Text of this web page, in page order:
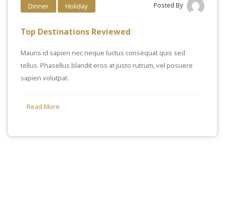
Dinner Holiday Posted By
Top Destinations Reviewed
Mauris id sapien nec neque luctus consequat quis sed
tellus. Phasellus blandit eros at justo rutrum, vel posuere
sapien volutpat.
Read More